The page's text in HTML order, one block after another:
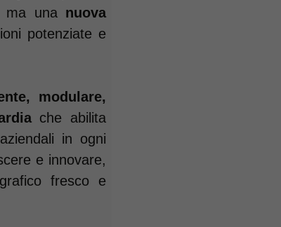
ma una nuova
potenziate e
modulare,
che abilita
in ogni
e innovare,
fresco e